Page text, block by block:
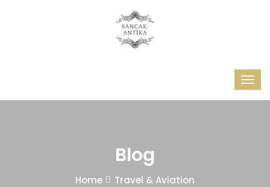
Blog
Home Travel & Aviation